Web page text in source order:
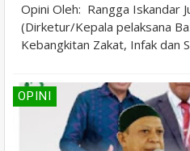
Opini Oleh: Rangga Iskandar
(Dirketur/Kepala pelaksana
Kebangkitan Zakat, Infak dan
OPINI